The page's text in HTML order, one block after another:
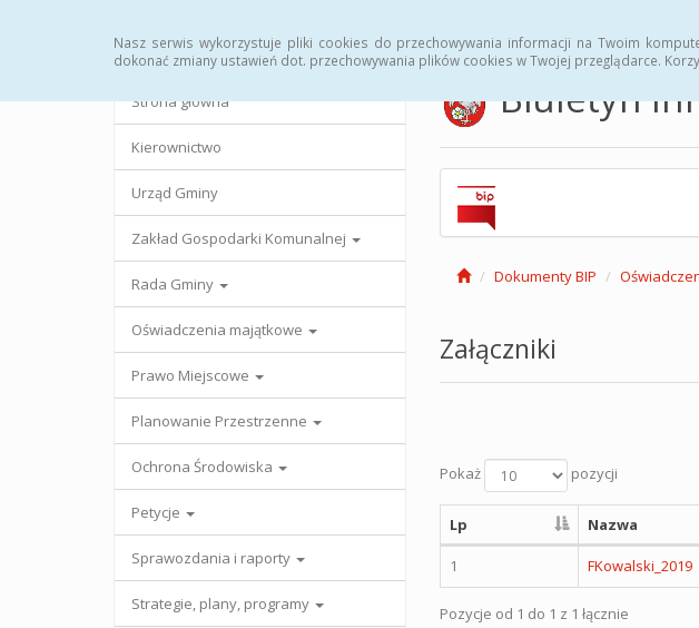
Nasz serwis wykorzystuje pliki cookies do przechowywania informacji na Twoim
dokonać zmiany ustawień dot. przechowywania plików cookies w Twojej przeglądarce.
Strona główna
Kierownictwo
Urząd Gminy
Zakład Gospodarki Komunalnej
Rada Gminy
Oświadczenia majątkowe
Prawo Miejscowe
Planowanie Przestrzenne
Ochrona Środowiska
Petycje
Sprawozdania i raporty
Strategie, plany, programy
Biuletyn
Dokumenty BIP
Załączniki
Pokaż pozycji
Lp Nazwa
1 FKowalski_2019
Pozycje od 1 do 1 z 1 łącznie